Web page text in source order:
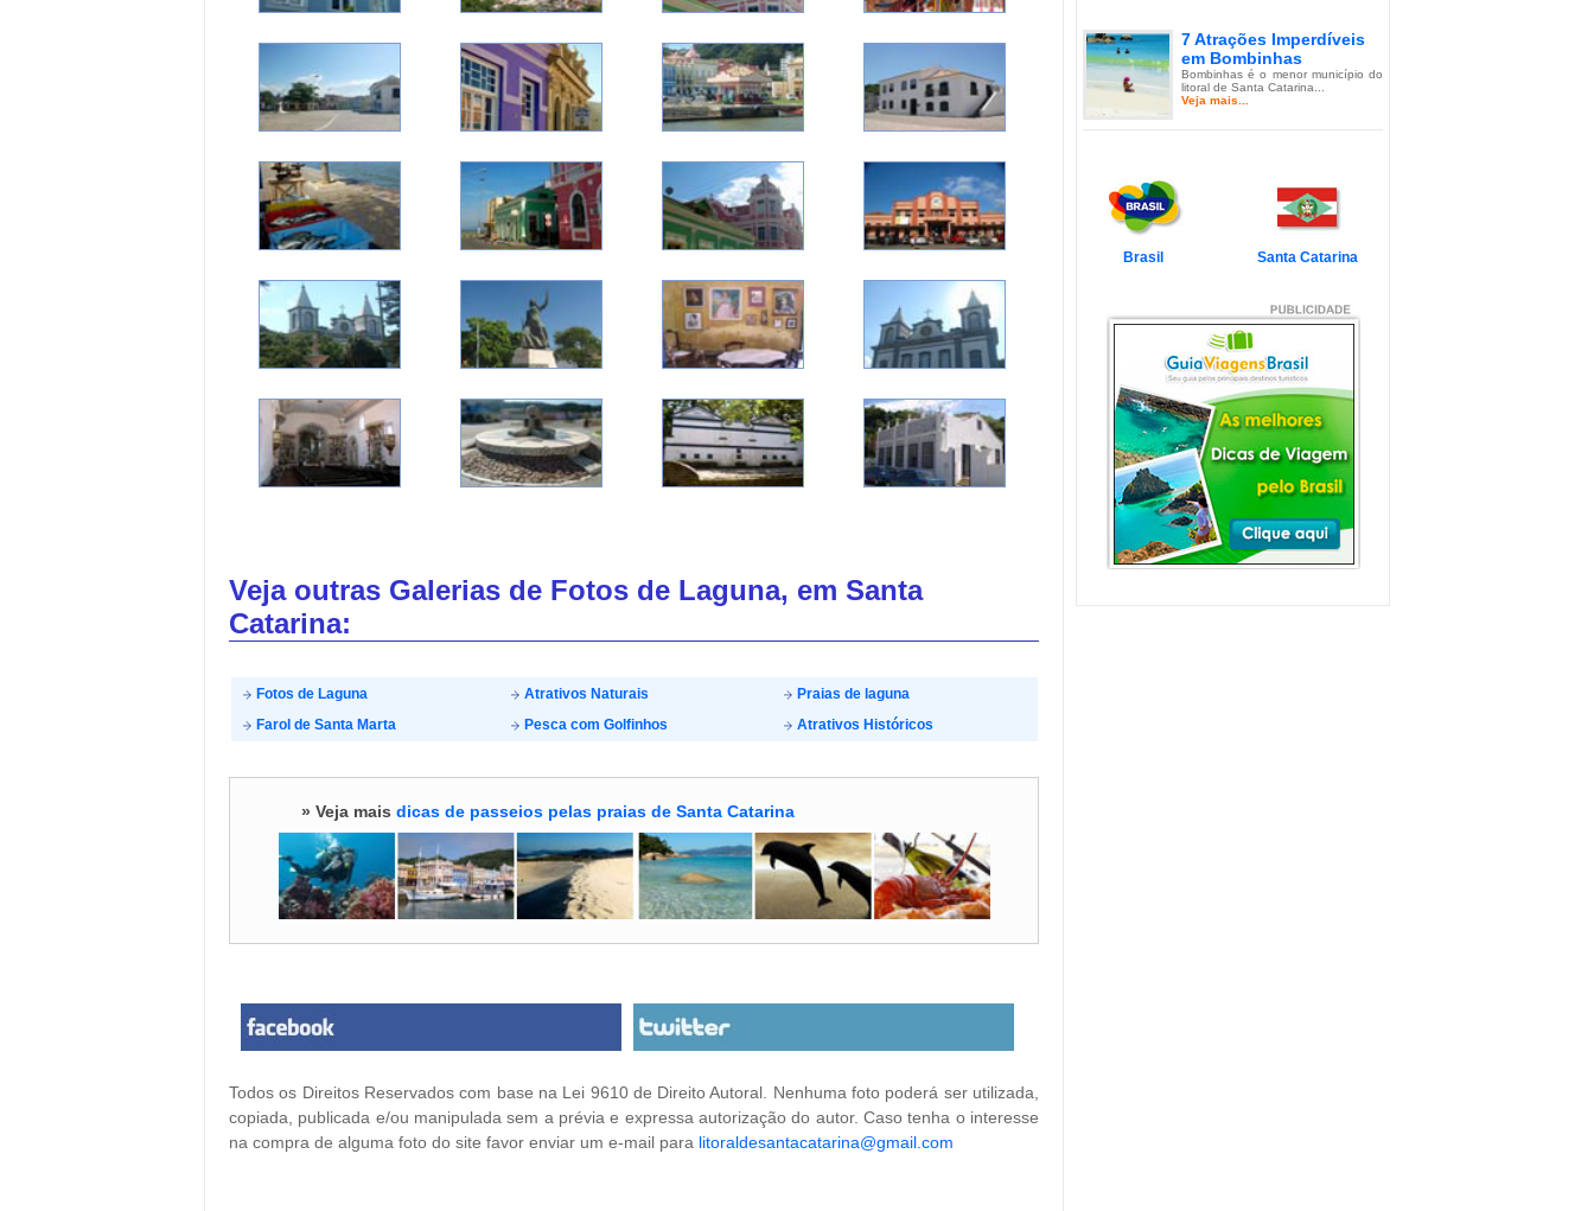
Veja outras Galerias de Fotos de Laguna, em Santa
Catarina:
Fotos de Laguna Atrativos Naturais
Praias de laguna
Farol de Santa Marta
Pesca com Golfinhos Atrativos Históricos
» Veja mais dicas de passeios pelas praias de Santa Catarina
Todos os Direitos Reservados com base na Lei 9610 de Direito Autoral. Nenhuma foto poderá ser utilizada,
copiada, publicada e/ou manipulada sem a prévia e expressa autorização do autor. Caso tenha o interesse
na compra de alguma foto do site favor enviar um e-mail para litoraldesantacatarina@gmail.com
7 Atrações Imperdíveis
em Bombinhas
Bombinhas é o menor município do
litoral de Santa Catarina...
Veja mais...
de Balneário Camboriú e
Balneário Camboriú é um passeio
em Florianópolis
Florianópolis é um dos destinos mais
desejados dos último...
Veja mais...
Garopaba e Região com
Crianças
Garopaba é um município de Santa
Catarina a 80 quilômetro...
Veja mais...
Litoral de Santa Catarina
Brasil Santa Catarina